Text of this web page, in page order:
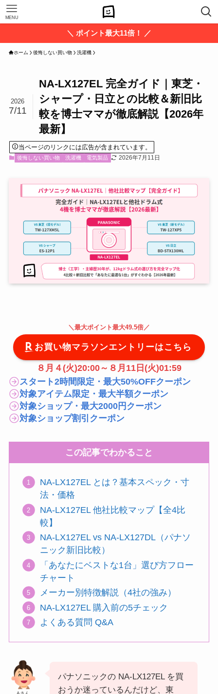
MENU
＼ ポイント最大11倍！ ／
ホーム 後悔しない買い物 洗濯機
NA-LX127EL 完全ガイド｜東芝・
シャープ・日立との比較＆新旧比
較を博士ママが徹底解説【2026年
最新】
2026
7/11
当ページのリンクには広告が含まれています。
後悔しない買い物 洗濯機 電気製品 2026年7月11日
＼ 最大ポイント最大49.5倍 ／
お買い物マラソンエントリーはこちら
８月４(火)20:00～８月11日(火)01:59
スタート2時間限定・最大50%OFFクーポン
対象アイテム限定・最大半額クーポン
対象ショップ・最大2000円クーポン
対象ショップ割引クーポン
この記事でわかること
NA-LX127EL とは？基本スペック・寸
法・価格
NA-LX127EL 他社比較マップ【全4比
較】
NA-LX127EL vs NA-LX127DL（パナソ
ニック新旧比較）
「あなたにベストな1台」選び方フロー
チャート
メーカー別特徴解説（4社の強み）
NA-LX127EL 購入前の5チェック
よくある質問 Q&A
パナソニックの NA-LX127EL を買
おうか迷っているんだけど、東